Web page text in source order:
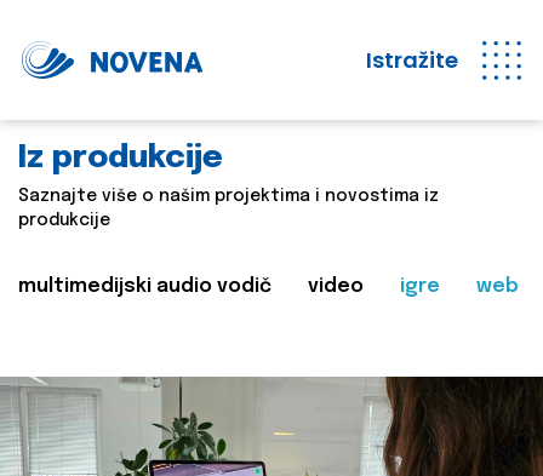
Istražite
Iz produkcije
Saznajte više o našim projektima i novostima iz
produkcije
multimedijski audio vodič video igre web